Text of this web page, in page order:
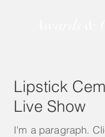
Lipstick
Live Show
I'm a paragraph.